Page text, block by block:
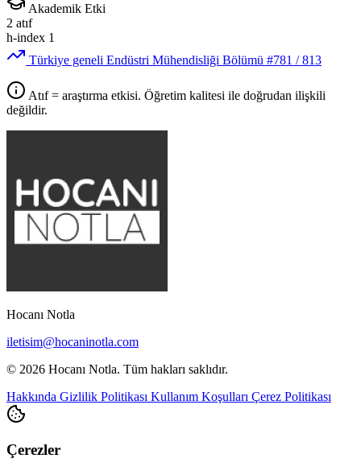
Akademik Etki
2 atıf
h-index 1
Türkiye geneli Endüstri Mühendisliği Bölümü #781 / 813
Atıf = araştırma etkisi. Öğretim kalitesi ile doğrudan ilişkili
değildir.
Hocanı Notla
iletisim@hocaninotla.com
© 2026 Hocanı Notla. Tüm hakları saklıdır.
Hakkında Gizlilik Politikası Kullanım Koşulları Çerez Politikası
Çerezler